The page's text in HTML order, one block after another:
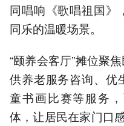
同唱响《歌唱祖国》
同乐的温暖场景。
“颐养会客厅”摊位聚
供养老服务咨询、优
童书画比赛等服务
体，让居民在家门口